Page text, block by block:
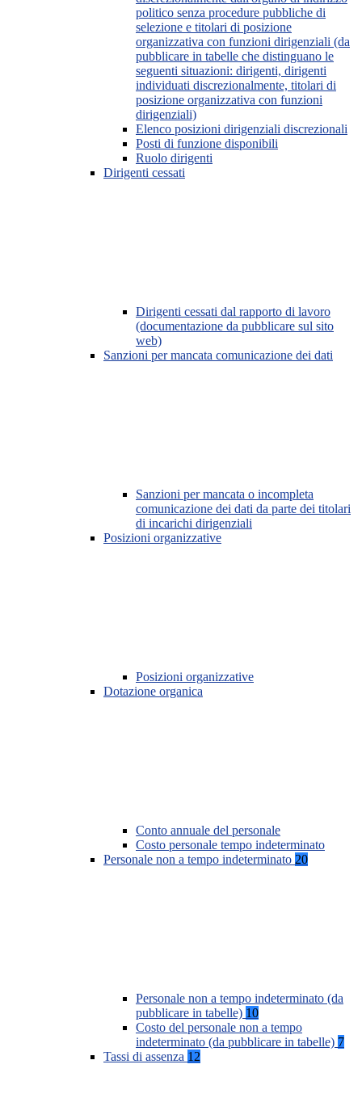
politico senza procedure pubbliche di
selezione e titolari di posizione
organizzativa con funzioni dirigenziali (da
pubblicare in tabelle che distinguano le
seguenti situazioni: dirigenti, dirigenti
individuati discrezionalmente, titolari di
posizione organizzativa con funzioni
dirigenziali)
Elenco posizioni dirigenziali discrezionali
Posti di funzione disponibili
Ruolo dirigenti
Dirigenti cessati
Dirigenti cessati dal rapporto di lavoro
(documentazione da pubblicare sul sito
web)
Sanzioni per mancata comunicazione dei dati
Sanzioni per mancata o incompleta
comunicazione dei dati da parte dei titolari
di incarichi dirigenziali
Posizioni organizzative
Posizioni organizzative
Dotazione organica
Conto annuale del personale
Costo personale tempo indeterminato
Personale non a tempo indeterminato 20
Personale non a tempo indeterminato (da
pubblicare in tabelle) 10
Costo del personale non a tempo
indeterminato (da pubblicare in tabelle) 7
Tassi di assenza 12